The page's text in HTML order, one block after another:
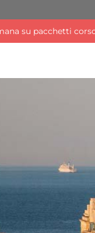
su pacchetti